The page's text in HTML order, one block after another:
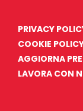
PRIVACY
COOKIE
AGGIORNA
LAVORA CON